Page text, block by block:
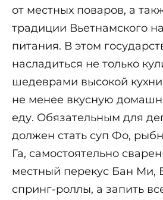
от местных поваров, а
традиции Вьетнамского
питания. В этом
насладиться не только
шедеврами высокой
не менее вкусную
еду. Обязательным для
должен стать суп Фо,
Га, самостоятельно
местный перекус Бан Ми,
спринг-роллы, а запить